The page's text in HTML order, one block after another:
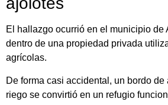
El hallazgo ocurrió en el municipio de
dentro de una propiedad privada
agrícolas.
De forma casi accidental, un bordo de
riego se convirtió en un refugio